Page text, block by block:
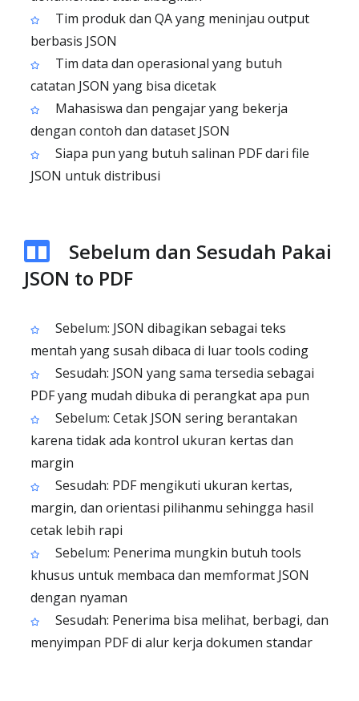
Tim produk dan QA yang meninjau output
berbasis JSON
Tim data dan operasional yang butuh
catatan JSON yang bisa dicetak
Mahasiswa dan pengajar yang bekerja
dengan contoh dan dataset JSON
Siapa pun yang butuh salinan PDF dari file
JSON untuk distribusi
Sebelum dan Sesudah Pakai
JSON to PDF
Sebelum: JSON dibagikan sebagai teks
mentah yang susah dibaca di luar tools coding
Sesudah: JSON yang sama tersedia sebagai
PDF yang mudah dibuka di perangkat apa pun
Sebelum: Cetak JSON sering berantakan
karena tidak ada kontrol ukuran kertas dan
margin
Sesudah: PDF mengikuti ukuran kertas,
margin, dan orientasi pilihanmu sehingga hasil
cetak lebih rapi
Sebelum: Penerima mungkin butuh tools
khusus untuk membaca dan memformat JSON
dengan nyaman
Sesudah: Penerima bisa melihat, berbagi, dan
menyimpan PDF di alur kerja dokumen standar